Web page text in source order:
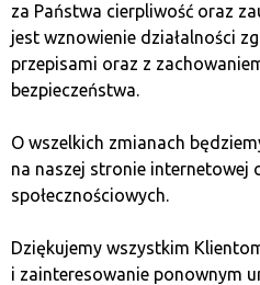
za Państwa cierpliwość oraz
jest wznowienie działalności
przepisami oraz z
bezpieczeństwa.
O wszelkich zmianach
na naszej stronie internetowej
społecznościowych.
Dziękujemy wszystkim
i zainteresowanie ponownym